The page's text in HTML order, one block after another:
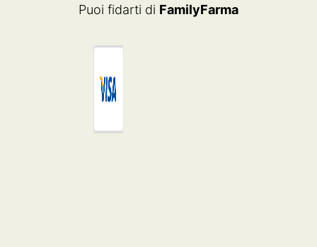
Puoi fidarti di FamilyFarma